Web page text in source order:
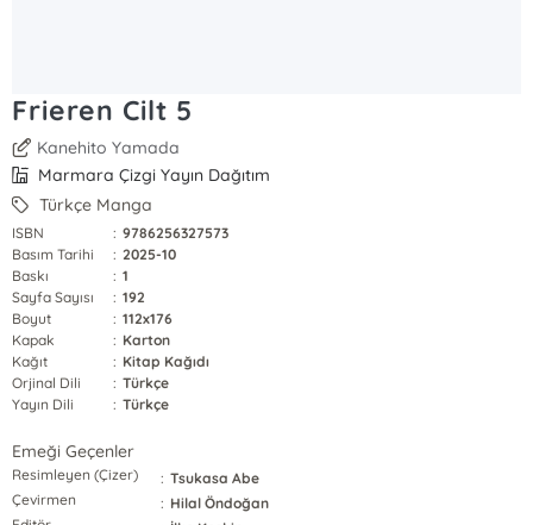
Frieren Cilt 5
Kanehito Yamada
Marmara Çizgi Yayın Dağıtım
Türkçe Manga
ISBN : 9786256327573
Basım Tarihi
: 2025-10
Baskı
: 1
Sayfa Sayısı
: 192
Boyut
: 112x176
Kapak
: Karton
Kağıt
: Kitap Kağıdı
Orjinal Dili
: Türkçe
Yayın Dili
: Türkçe
Emeği Geçenler
Resimleyen (Çizer) : Tsukasa Abe
Çevirmen
: Hilal Öndoğan